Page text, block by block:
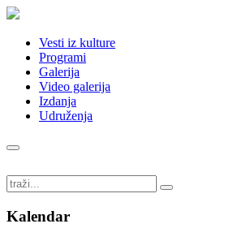
Vesti iz kulture
Programi
Galerija
Video galerija
Izdanja
Udruženja
Kalendar